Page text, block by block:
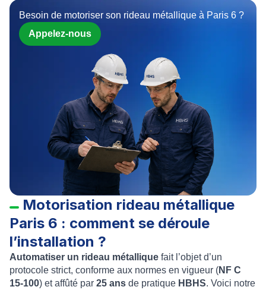
Besoin de motoriser son rideau métallique à Paris 6 ?
Appelez-nous
Motorisation rideau métallique
Paris 6 : comment se déroule
l’installation ?
Automatiser un rideau métallique fait l’objet d’un
protocole strict, conforme aux normes en vigueur (NF C
15-100) et affûté par 25 ans de pratique HBHS. Voici notre